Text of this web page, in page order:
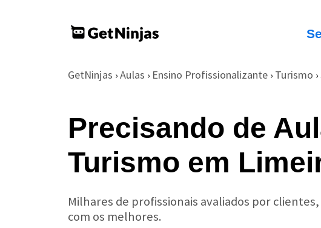
GetNinjas › Aulas › Ensino Profissionalizante › Turismo ›
Precisando de
Turismo em
Milhares de profissionais avaliados por
com os melhores.